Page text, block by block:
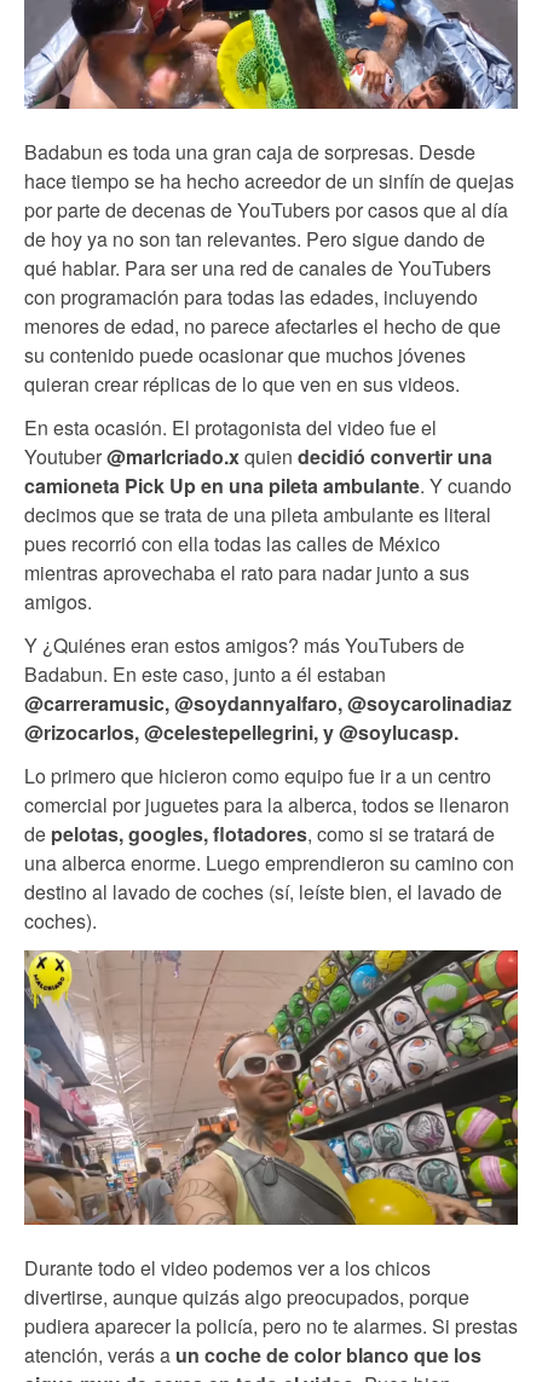
Badabun es toda una gran caja de sorpresas. Desde
hace tiempo se ha hecho acreedor de un sinfín de quejas
por parte de decenas de YouTubers por casos que al día
de hoy ya no son tan relevantes. Pero sigue dando de
qué hablar. Para ser una red de canales de YouTubers
con programación para todas las edades, incluyendo
menores de edad, no parece afectarles el hecho de que
su contenido puede ocasionar que muchos jóvenes
quieran crear réplicas de lo que ven en sus videos.
En esta ocasión. El protagonista del video fue el
Youtuber@marlcriado.xquien decidió convertir una
camioneta Pick Up en una pileta ambulante. Y cuando
decimos que se trata de una pileta ambulante es literal
pues recorrió con ella todas las calles de México
mientras aprovechaba el rato para nadar junto a sus
amigos.
Y ¿Quiénes eran estos amigos? más YouTubers de
Badabun. En este caso, junto a él estaban
@carreramusic, @soydannyalfaro, @soycarolinadiaz
@rizocarlos, @celestepellegrini, y @soylucasp.
Lo primero que hicieron como equipo fue ir a un centro
comercial por juguetes para la alberca, todos se llenaron
de pelotas, googles, flotadores, como si se tratará de
una alberca enorme. Luego emprendieron su camino con
destino al lavado de coches (sí, leíste bien, el lavado de
coches).
Durante todo el video podemos ver a los chicos
divertirse, aunque quizás algo preocupados, porque
pudiera aparecer la policía, pero no te alarmes. Si prestas
atención, verás a un coche de color blanco que los